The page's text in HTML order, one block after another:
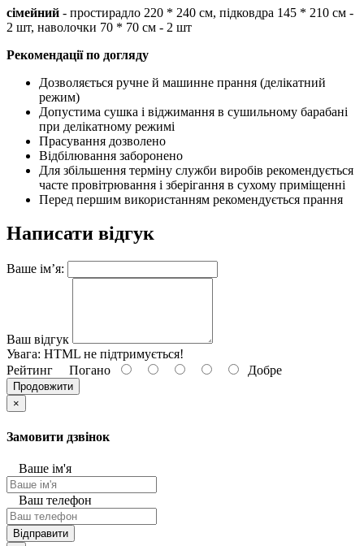
сімейний - простирадло 220 * 240 см, підковдра 145 * 210 см -
2 шт, наволочки 70 * 70 см - 2 шт
Рекомендації по догляду
Дозволяється ручне й машинне прання (делікатний
режим)
Допустима сушка і віджимання в сушильному барабані
при делікатному режимі
Прасування дозволено
Відбілювання заборонено
Для збільшення терміну служби виробів рекомендується
часте провітрювання і зберігання в сухому приміщенні
Перед першим використанням рекомендується прання
Написати відгук
Ваше ім’я:
Ваш відгук
Увага: HTML не підтримується!
Рейтинг Погано Добре
Продовжити
×
Замовити дзвінок
Ваше ім'я
Ваш телефон
Відправити